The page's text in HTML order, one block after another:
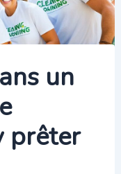
un
prêter